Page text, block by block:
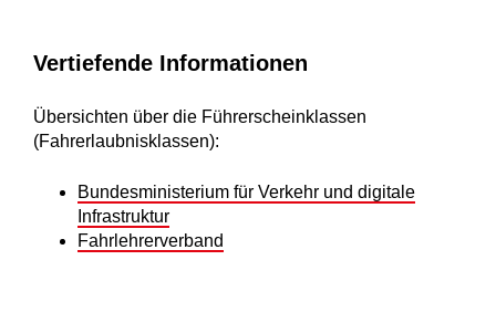
Vertiefende Informationen
Übersichten über die Führerscheinklassen
(Fahrerlaubnisklassen):
Bundesministerium für Verkehr und digitale
Infrastruktur
Fahrlehrerverband